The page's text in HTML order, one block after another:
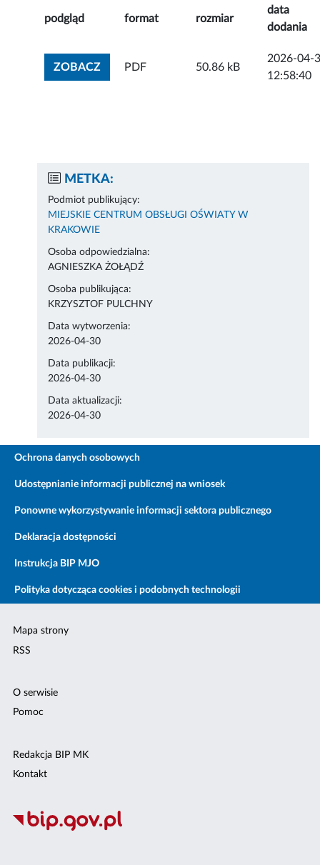
podgląd format rozmiar
data
dodania
ZOBACZZOBACZ ZAŁĄCZNIK
PDF 50.86 kB
2026-04-
12:58:40
METKA:
Podmiot publikujący:
MIEJSKIE CENTRUM OBSŁUGI OŚWIATY W
KRAKOWIE
Osoba odpowiedzialna:
AGNIESZKA ŻOŁĄDŹ
Osoba publikująca:
KRZYSZTOF PULCHNY
Data wytworzenia:
2026-04-30
Data publikacji:
2026-04-30
Data aktualizacji:
2026-04-30
Ochrona danych osobowych
Udostępnianie informacji publicznej na wniosek
Ponowne wykorzystywanie informacji sektora publicznego
Deklaracja dostępności
Instrukcja BIP MJO
Polityka dotycząca cookies i podobnych technologii
Mapa strony
RSS
O serwisie
Pomoc
Redakcja BIP MK
Kontakt